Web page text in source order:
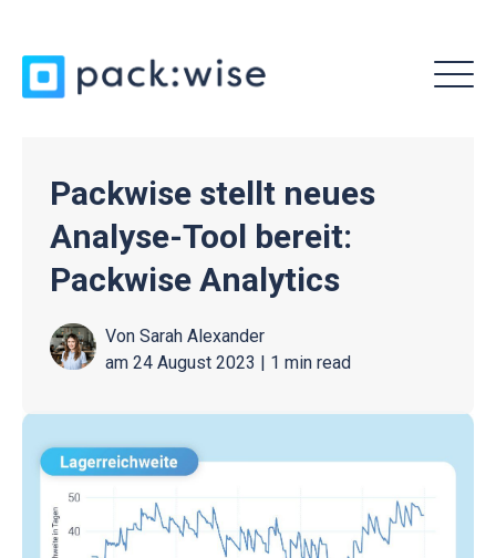
Packwise stellt neues
Analyse-Tool bereit:
Packwise Analytics
Von Sarah Alexander
am 24 August 2023 | 1 min read